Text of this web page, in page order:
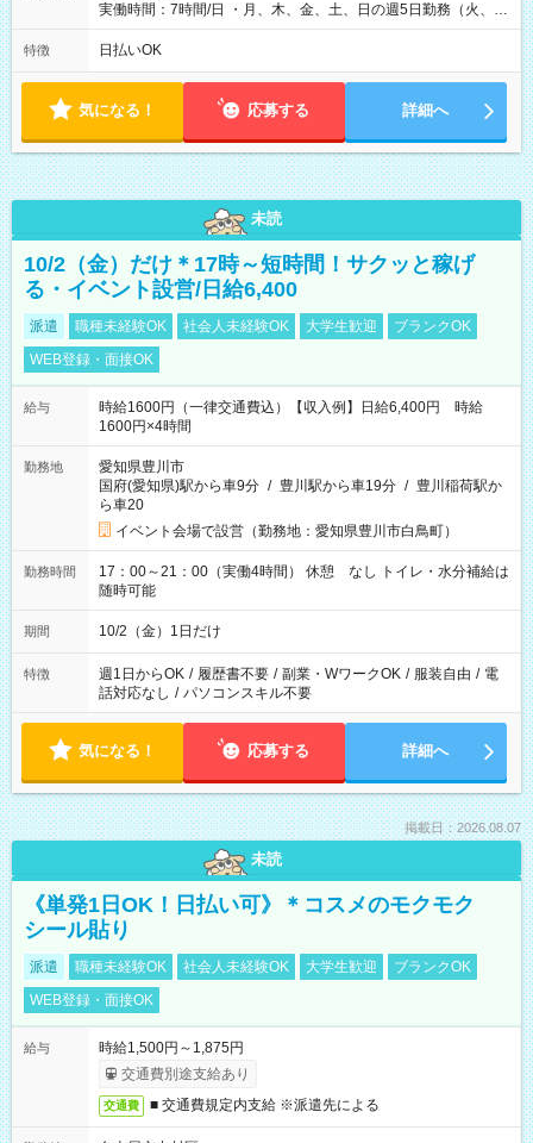
実働時間：7時間/日 ・月、木、金、土、日の週5日勤務（火、水
は固定休です／夏季、年末年始等、長期休暇有り！） ・ワンシ
フト！ 残業ほぼナシ（0～5h/月）
特徴 日払いOK
気になる！ 応募する 詳細へ
未読
10/2（金）だけ＊17時～短時間！サクッと稼げ
る・イベント設営/日給6,400
派遣 職種未経験OK 社会人未経験OK 大学生歓迎
ブランクOK
WEB登録・面接OK
給与
時給1600円（一律交通費込）【収入例】日給6,400円 時給
1600円×4時間
勤務地
愛知県豊川市
国府(愛知県)駅から車9分 / 豊川駅から車19分 / 豊川稲荷駅か
ら車20
イベント会場で設営（勤務地：愛知県豊川市白鳥町）
勤務時間
17：00～21：00（実働4時間） 休憩 なし トイレ・水分補給は
随時可能
期間 10/2（金）1日だけ
特徴 週1日からOK / 履歴書不要 / 副業・WワークOK / 服装自由 / 電
話対応なし / パソコンスキル不要
気になる！ 応募する 詳細へ
掲載日：2026.08.07
未読
《単発1日OK！日払い可》＊コスメのモクモク
シール貼り
派遣 職種未経験OK 社会人未経験OK 大学生歓迎
ブランクOK
WEB登録・面接OK
給与
時給1,500円～1,875円
交通費別途支給あり
交通費 ■ 交通費規定内支給 ※派遣先による